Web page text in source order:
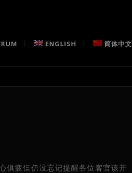
ENGLISH 简体中文
俱疲但仍没忘记提醒各位客官该开